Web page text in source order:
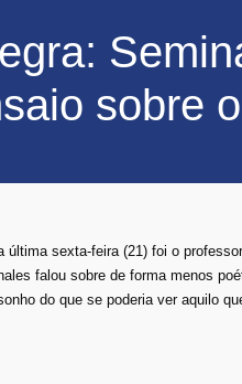
sobre
última sexta-feira (21) foi o
falou sobre de forma menos
do que se poderia ver aquilo